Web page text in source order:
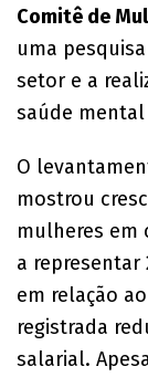
Comitê de
uma
setor e a
saúde
O
mostrou
mulheres em
a representar
em relação
registrada
salarial.